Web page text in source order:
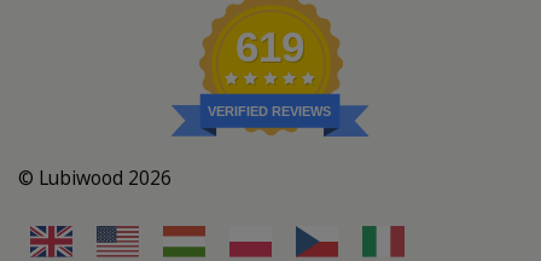
619
VERIFIED REVIEWS
© Lubiwood 2026